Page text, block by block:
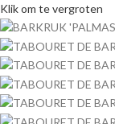
Klik om te vergroten